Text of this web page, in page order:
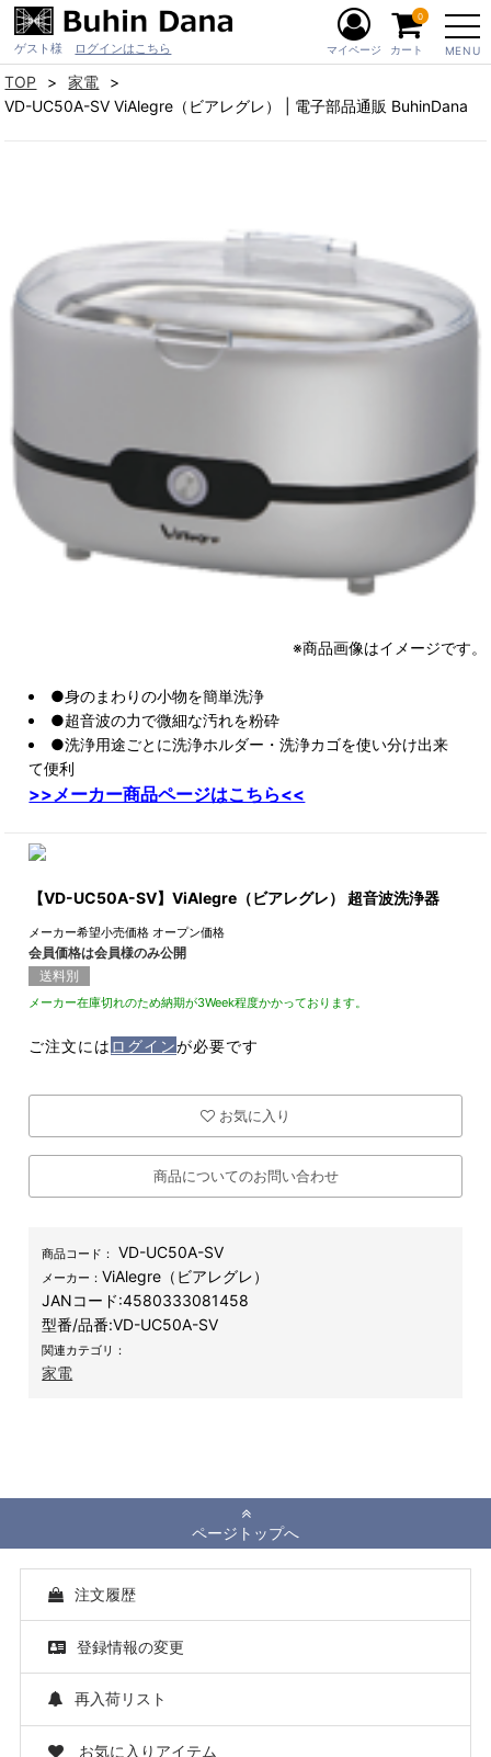
ゲスト様 ログインはこちら MENU
マイページ カート
0
TOP
家電
VD-UC50A-SV ViAlegre（ビアレグレ） | 電子部品通販 BuhinDana
※商品画像はイメージです。
●身のまわりの小物を簡単洗浄
●超音波の力で微細な汚れを粉砕
●洗浄用途ごとに洗浄ホルダー・洗浄カゴを使い分け出来
て便利
>>メーカー商品ページはこちら<<
【VD-UC50A-SV】ViAlegre（ビアレグレ） 超音波洗浄器
メーカー希望小売価格 オープン価格
会員価格は会員様のみ公開
送料別
メーカー在庫切れのため納期が3Week程度かかっております。
ご注文には ログインが必要です
お気に入り
商品についてのお問い合わせ
商品コード： VD-UC50A-SV
メーカー： ViAlegre（ビアレグレ）
JANコード:4580333081458
型番/品番:VD-UC50A-SV
関連カテゴリ：
家電
ページトップへ
注文履歴
登録情報の変更
再入荷リスト
お気に入りアイテム